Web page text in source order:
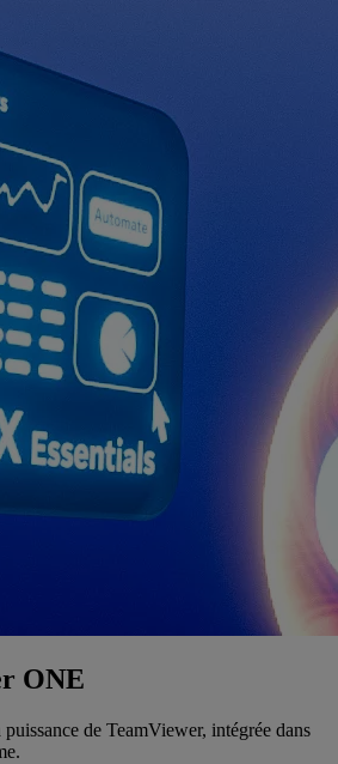
ONE
de TeamViewer, intégrée dans